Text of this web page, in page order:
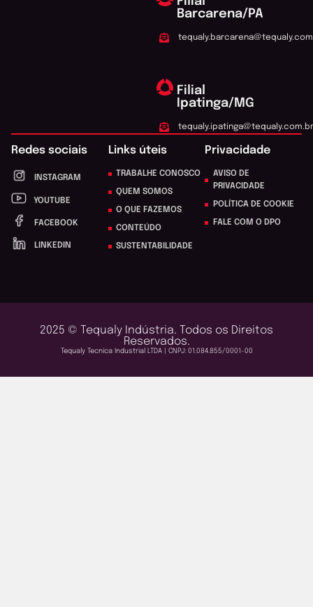
Barcarena/PA
Filial
Ipatinga/MG
tequaly.ipatinga@tequaly.com.br
Redes sociais
INSTAGRAM
YOUTUBE
FACEBOOK
LINKEDIN
Links úteis
TRABALHE CONOSCO
QUEM SOMOS
O QUE FAZEMOS
CONTEÚDO
SUSTENTABILIDADE
Privacidade
AVISO DE
PRIVACIDADE
POLÍTICA DE COOKIE
FALE COM O DPO
2025 © Tequaly Indústria. Todos os Direitos
Reservados.
Tequaly Tecnica Industrial LTDA | CNPJ: 01.084.855/0001-00